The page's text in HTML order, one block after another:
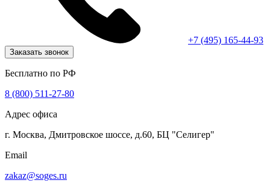
+7 (495) 165-44-93
Заказать звонок
Бесплатно по РФ
8 (800) 511-27-80
Адрес офиса
г. Москва, Дмитровское шоссе, д.60, БЦ "Селигер"
Email
zakaz@soges.ru